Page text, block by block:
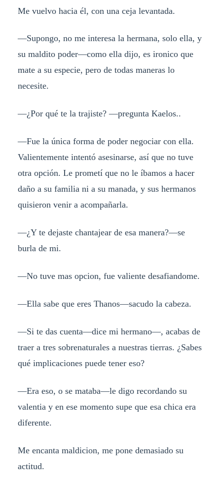
Me vuelvo hacia él, con una ceja levantada.
—Supongo, no me interesa la hermana, solo ella, y
su maldito poder—como ella dijo, es ironico que
mate a su especie, pero de todas maneras lo
necesite.
—¿Por qué te la trajiste? —pregunta Kaelos..
—Fue la única forma de poder negociar con ella.
Valientemente intentó asesinarse, así que no tuve
otra opción. Le prometí que no le íbamos a hacer
daño a su familia ni a su manada, y sus hermanos
quisieron venir a acompañarla.
—¿Y te dejaste chantajear de esa manera?—se
burla de mi.
—No tuve mas opcion, fue valiente desafiandome.
—Ella sabe que eres Thanos—sacudo la cabeza.
—Si te das cuenta—dice mi hermano—, acabas de
traer a tres sobrenaturales a nuestras tierras. ¿Sabes
qué implicaciones puede tener eso?
—Era eso, o se mataba—le digo recordando su
valentia y en ese momento supe que esa chica era
diferente.
Me encanta maldicion, me pone demasiado su
actitud.